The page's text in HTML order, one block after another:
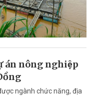
án nông nghiệp
ngành chức năng, địa